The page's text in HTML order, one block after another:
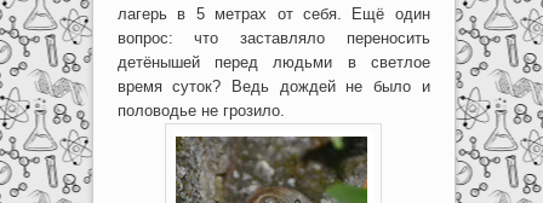
лагерь в 5 метрах от себя. Ещё один
вопрос: что заставляло переносить
детёнышей перед людьми в светлое
время суток? Ведь дождей не было и
половодье не грозило.